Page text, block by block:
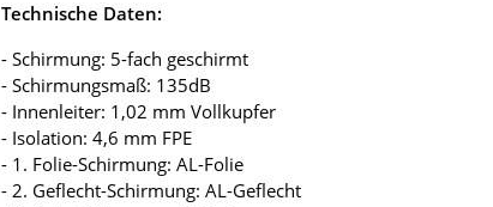
Technische Daten:
- Schirmung: 5-fach geschirmt
- Schirmungsmaß: 135dB
- Innenleiter: 1,02 mm Vollkupfer
- Isolation: 4,6 mm FPE
- 1. Folie-Schirmung: AL-Folie
- 2. Geflecht-Schirmung: AL-Geflecht